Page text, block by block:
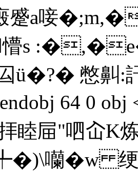
蹙a唼�;m,�
s
ü�?� 憋鼼:
64 0 obj
睦屇"呬屳
囒�w 绠